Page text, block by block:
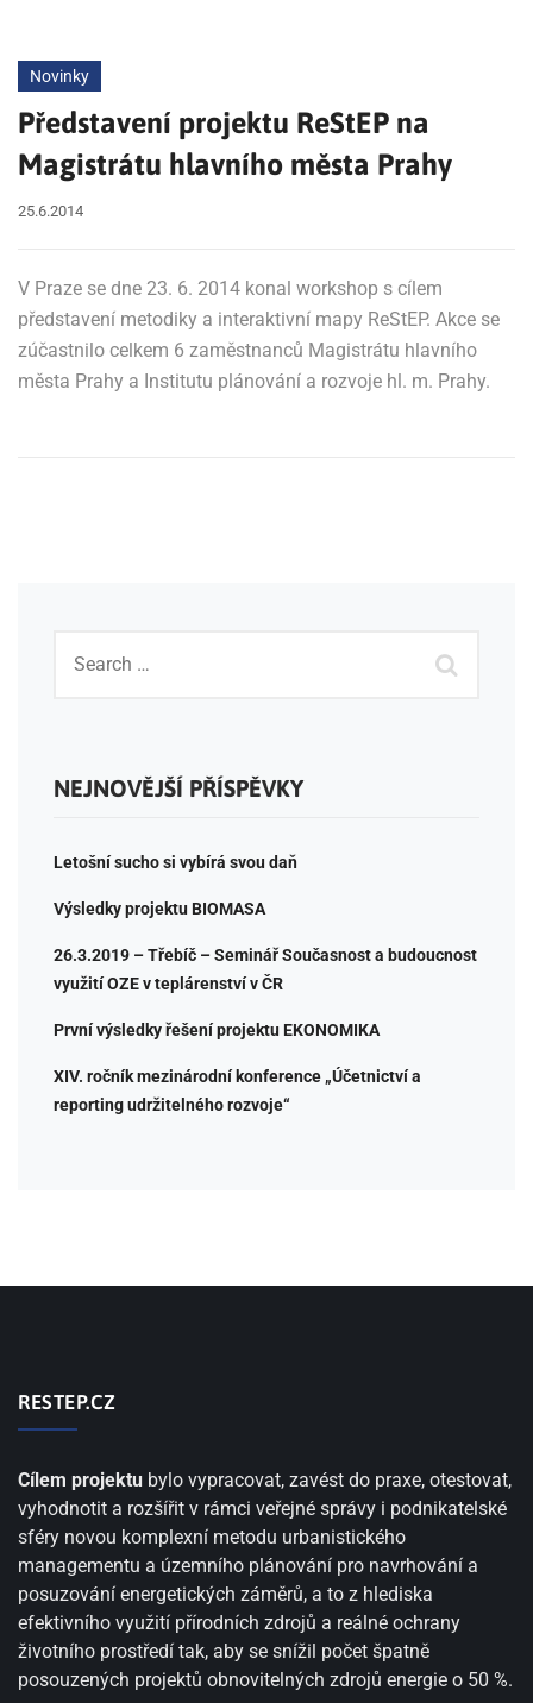
Novinky
Představení projektu ReStEP na
Magistrátu hlavního města Prahy
25.6.2014
V Praze se dne 23. 6. 2014 konal workshop s cílem
představení metodiky a interaktivní mapy ReStEP. Akce se
zúčastnilo celkem 6 zaměstnanců Magistrátu hlavního
města Prahy a Institutu plánování a rozvoje hl. m. Prahy.
NEJNOVĚJŠÍ PŘÍSPĚVKY
Letošní sucho si vybírá svou daň
Výsledky projektu BIOMASA
26.3.2019 – Třebíč – Seminář Současnost a budoucnost
využití OZE v teplárenství v ČR
První výsledky řešení projektu EKONOMIKA
XIV. ročník mezinárodní konference „Účetnictví a
reporting udržitelného rozvoje“
RESTEP.CZ
Cílem projektu bylo vypracovat, zavést do praxe, otestovat,
vyhodnotit a rozšířit v rámci veřejné správy i podnikatelské
sféry novou komplexní metodu urbanistického
managementu a územního plánování pro navrhování a
posuzování energetických záměrů, a to z hlediska
efektivního využití přírodních zdrojů a reálné ochrany
životního prostředí tak, aby se snížil počet špatně
posouzených projektů obnovitelných zdrojů energie o 50 %.